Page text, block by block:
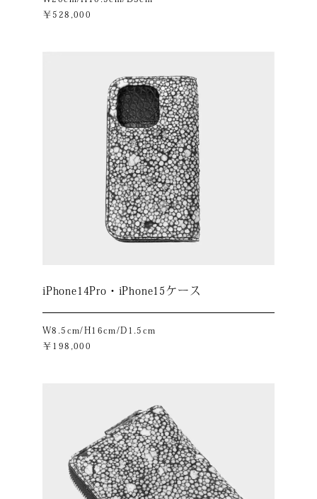
￥528,000
iPhone14Pro・iPhone15ケース
W8.5cm/H16cm/D1.5cm
￥198,000